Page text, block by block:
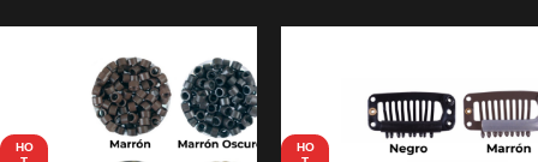
HO
HO